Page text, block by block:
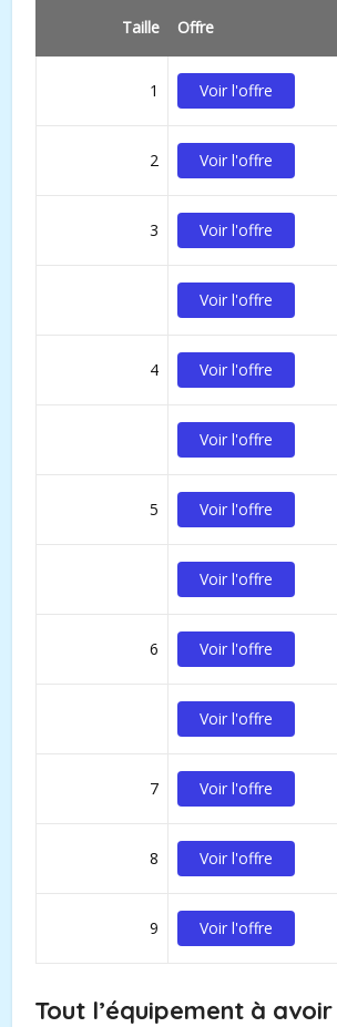
Taille Offre
1 Voir l'offre
2 Voir l'offre
3 Voir l'offre
Voir l'offre
4 Voir l'offre
Voir l'offre
5 Voir l'offre
Voir l'offre
6 Voir l'offre
Voir l'offre
7 Voir l'offre
8 Voir l'offre
9 Voir l'offre
Tout l’équipement à